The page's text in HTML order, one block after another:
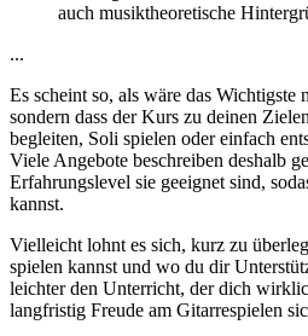
auch musiktheoretische
...
Es scheint so, als wäre das Wichtigste
sondern dass der Kurs zu deinen
begleiten, Soli spielen oder einfach
Viele Angebote beschreiben deshalb
Erfahrungslevel sie geeignet sind,
kannst.
Vielleicht lohnt es sich, kurz zu
spielen kannst und wo du dir
leichter den Unterricht, der dich
langfristig Freude am Gitarrespielen